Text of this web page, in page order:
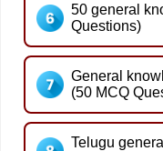
50 general
Questions)
General
(50 MCQ
Telugu